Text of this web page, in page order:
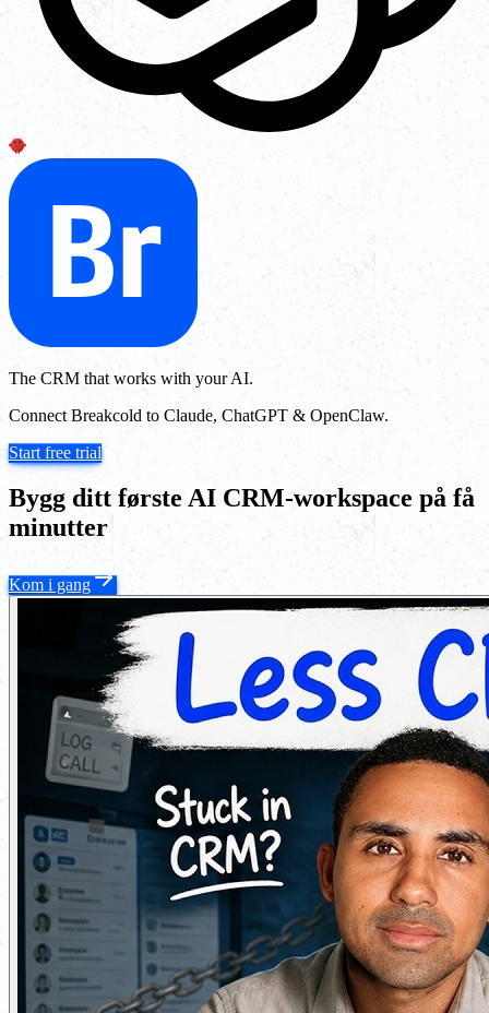
The CRM that works with your AI.
Connect Breakcold to Claude, ChatGPT & OpenClaw.
Start free trial
Bygg ditt første AI CRM-workspace på få
minutter
Kom i gang